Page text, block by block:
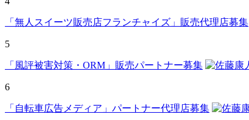
「無人スイーツ販売店フランチャイズ」販売代理店募集
5
「風評被害対策・ORM」販売パートナー募集
6
「自転車広告メディア」パートナー代理店募集